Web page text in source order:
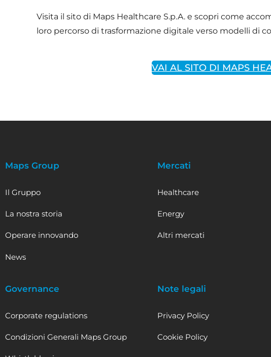
Visita il sito di Maps Healthcare S.p.A. e scopri come
loro percorso di trasformazione digitale verso modelli di
VAI AL SITO DI MAPS
Maps Group
Il Gruppo
La nostra storia
Operare innovando
News
Mercati
Healthcare
Energy
Altri mercati
Governance
Corporate regulations
Condizioni Generali Maps Group
Note legali
Privacy Policy
Cookie Policy